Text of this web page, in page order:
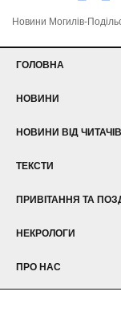
Новини Могилів-
ГОЛОВНА
НОВИНИ
НОВИНИ ВІД ЧИТАЧІВ
ТЕКСТИ
ПРИВІТАННЯ ТА
НЕКРОЛОГИ
ПРО НАС